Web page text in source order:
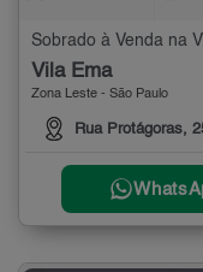
Sobrado à Venda na
Vila Ema
Zona Leste - São Paulo
Rua Protágoras,